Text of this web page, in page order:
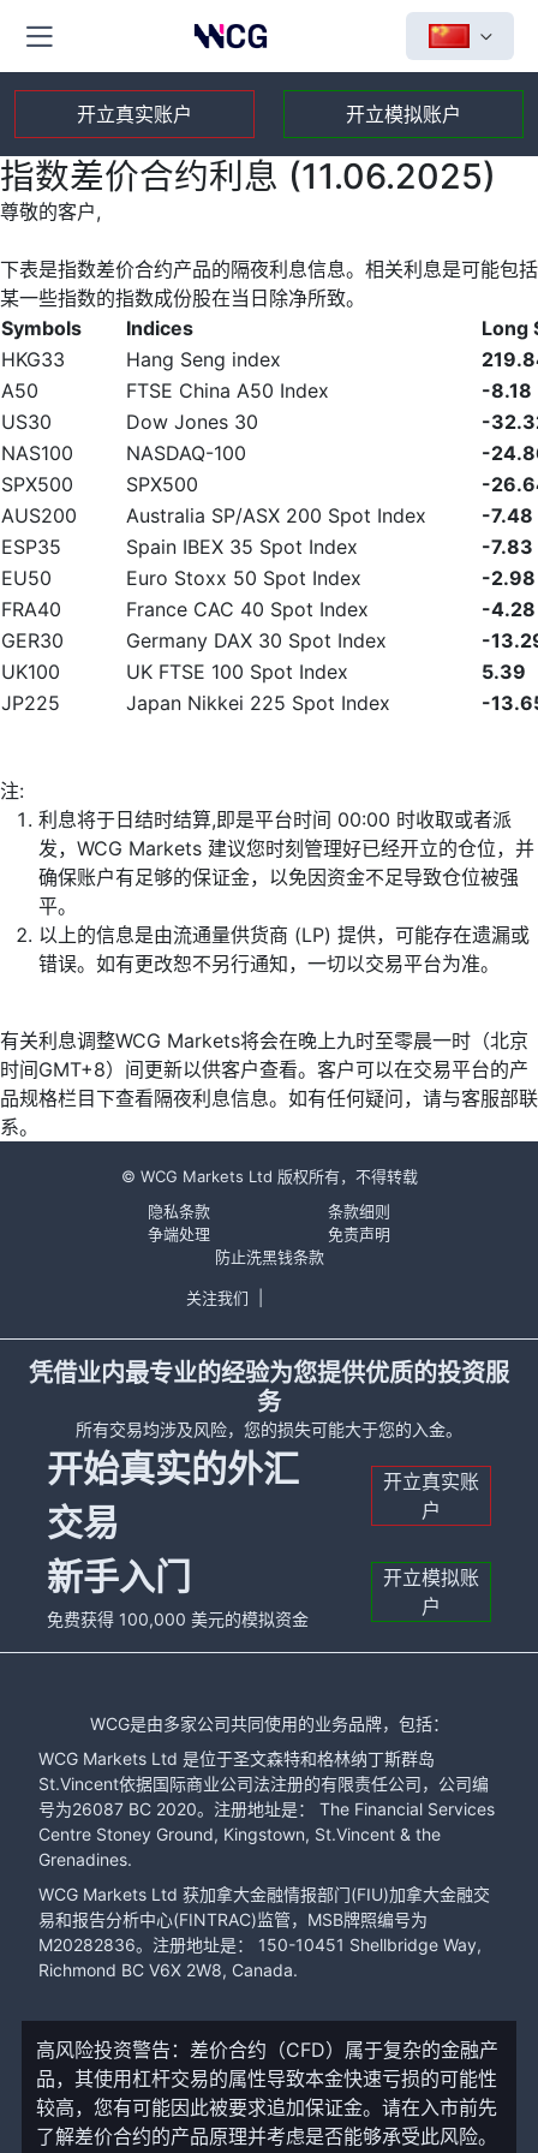
开立真实账户 开立模拟账户
指数差价合约利息 (11.06.2025)
尊敬的客户,
下表是指数差价合约产品的隔夜利息信息。相关利息是可能包括
某一些指数的指数成份股在当日除净所致。
Symbols
Indices
Long
HKG33
Hang Seng index
A50
FTSE China A50 Index
-8.18
US30
Dow Jones 30
-
NAS100
NASDAQ-100
-
SPX500
SPX500
-
AUS200
Australia SP/ASX 200 Spot Index
-7.48
ESP35
Spain IBEX 35 Spot Index
-7.83
EU50
Euro Stoxx 50 Spot Index
-2.98
FRA40
France CAC 40 Spot Index
-4.28
GER30
Germany DAX 30 Spot Index
-
UK100
UK FTSE 100 Spot Index
5.39
JP225
Japan Nikkei 225 Spot Index -
注:
利息将于日结时结算,即是平台时间 00:00 时收取或者派
发，WCG Markets 建议您时刻管理好已经开立的仓位，并
确保账户有足够的保证金，以免因资金不足导致仓位被强
平。
以上的信息是由流通量供货商 (LP) 提供，可能存在遗漏或
错误。如有更改恕不另行通知，一切以交易平台为准。
有关利息调整WCG Markets将会在晚上九时至零晨一时（北京
时间GMT+8）间更新以供客户查看。客户可以在交易平台的产
品规格栏目下查看隔夜利息信息。如有任何疑问，请与客服部联
系。
© WCG Markets Ltd 版权所有，不得转载
隐私条款
条款细则
争端处理
免责声明
防止洗黑钱条款
关注我们
凭借业内最专业的经验为您提供优质的投资服
务
所有交易均涉及风险，您的损失可能大于您的入金。
开始真实的外汇
交易
开立真实账
户
新手入门
免费获得 100,000 美元的模拟资金
开立模拟账
户
WCG是由多家公司共同使用的业务品牌，包括：
WCG Markets Ltd 是位于圣文森特和格林纳丁斯群岛
St.Vincent依据国际商业公司法注册的有限责任公司，公司编
号为26087 BC 2020。注册地址是： The Financial Services
Centre Stoney Ground, Kingstown, St.Vincent & the
Grenadines.
WCG Markets Ltd 获加拿大金融情报部门(FIU)加拿大金融交
易和报告分析中心(FINTRAC)监管，MSB牌照编号为
M20282836。注册地址是： 150-10451 Shellbridge Way,
Richmond BC V6X 2W8, Canada.
高风险投资警告：差价合约（CFD）属于复杂的金融产
品，其使用杠杆交易的属性导致本金快速亏损的可能性
较高，您有可能因此被要求追加保证金。请在入市前先
了解差价合约的产品原理并考虑是否能够承受此风险。